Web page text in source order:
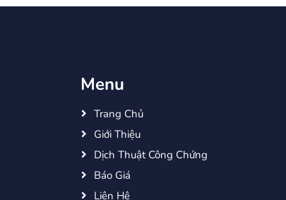
bài
Menu
Trang Chủ
Giới Thiệu
Dịch Thuật Công Chứng
Báo Giá
Liên Hệ